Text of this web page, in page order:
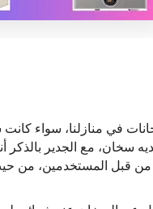
من قبل المستخدمين، من